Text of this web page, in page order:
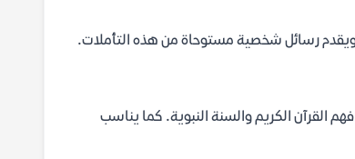
ويقدم رسائل شخصية مستوحاة من هذه التأملات.
القرآن الكريم والسنة النبوية. كما يناسب